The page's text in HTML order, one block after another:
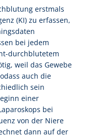
erstmals
(KI) zu erfassen,
bei jedem
durchblutetem
weil das Gewebe
auch die
sein
einer
bei
von der Niere
dann auf der